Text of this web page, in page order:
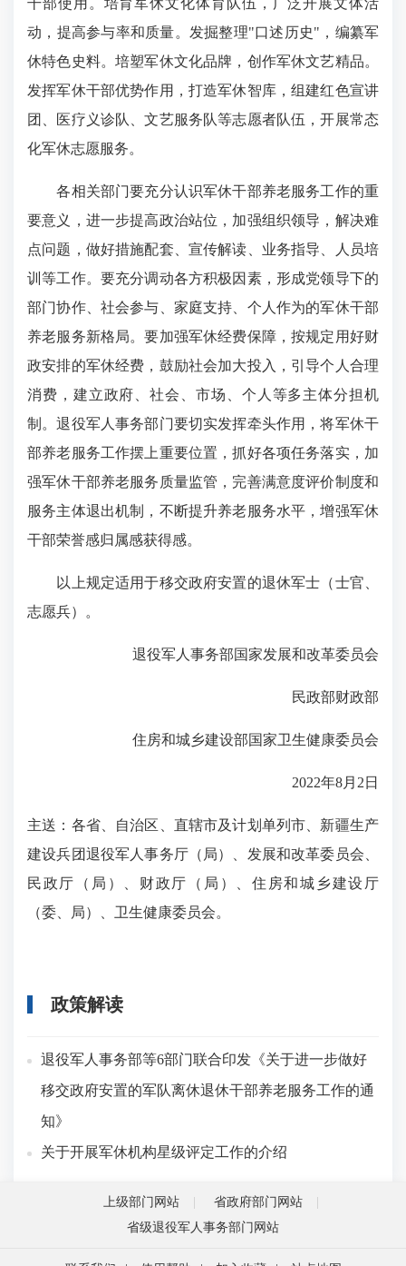
干部使用。培育军休文化体育队伍，广泛开展文体活
动，提高参与率和质量。发掘整理"口述历史"，编纂军
休特色史料。培塑军休文化品牌，创作军休文艺精品。
发挥军休干部优势作用，打造军休智库，组建红色宣讲
团、医疗义诊队、文艺服务队等志愿者队伍，开展常态
化军休志愿服务。
各相关部门要充分认识军休干部养老服务工作的重
要意义，进一步提高政治站位，加强组织领导，解决难
点问题，做好措施配套、宣传解读、业务指导、人员培
训等工作。要充分调动各方积极因素，形成党领导下的
部门协作、社会参与、家庭支持、个人作为的军休干部
养老服务新格局。要加强军休经费保障，按规定用好财
政安排的军休经费，鼓励社会加大投入，引导个人合理
消费，建立政府、社会、市场、个人等多主体分担机
制。退役军人事务部门要切实发挥牵头作用，将军休干
部养老服务工作摆上重要位置，抓好各项任务落实，加
强军休干部养老服务质量监管，完善满意度评价制度和
服务主体退出机制，不断提升养老服务水平，增强军休
干部荣誉感归属感获得感。
以上规定适用于移交政府安置的退休军士（士官、
志愿兵）。
退役军人事务部国家发展和改革委员会
民政部财政部
住房和城乡建设部国家卫生健康委员会
2022年8月2日
主送：各省、自治区、直辖市及计划单列市、新疆生产
建设兵团退役军人事务厅（局）、发展和改革委员会、
民政厅（局）、财政厅（局）、住房和城乡建设厅
（委、局）、卫生健康委员会。
政策解读
退役军人事务部等6部门联合印发《关于进一步做好
移交政府安置的军队离休退休干部养老服务工作的通
知》
关于开展军休机构星级评定工作的介绍
上级部门网站
省政府部门网站
省级退役军人事务部门网站